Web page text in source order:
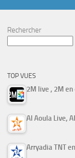
Rechercher
TOP VUES
2M live , 2M
Al Aoula Live,
Arryadia TNT